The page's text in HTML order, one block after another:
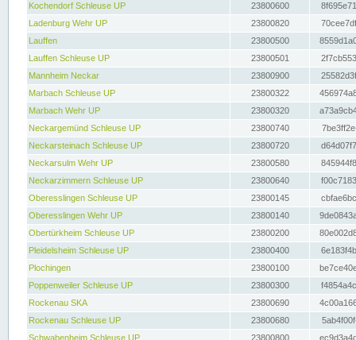
Kochendorf Schleuse UP
23800600
Ladenburg Wehr UP
23800820
Lauffen
23800500
Lauffen Schleuse UP
23800501
Mannheim Neckar
23800900
Marbach Schleuse UP
23800322
Marbach Wehr UP
23800320
Neckargemünd Schleuse UP
23800740
Neckarsteinach Schleuse UP
23800720
Neckarsulm Wehr UP
23800580
Neckarzimmern Schleuse UP
23800640
Oberesslingen Schleuse UP
23800145
Oberesslingen Wehr UP
23800140
Obertürkheim Schleuse UP
23800200
Pleidelsheim Schleuse UP
23800400
Plochingen
23800100
Poppenweiler Schleuse UP
23800300
Rockenau SKA
23800690
Rockenau Schleuse UP
23800680
Schwabenheim Schleuse UP
23800800